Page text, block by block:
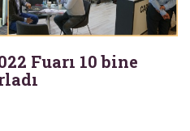
Fuarı 10 bine